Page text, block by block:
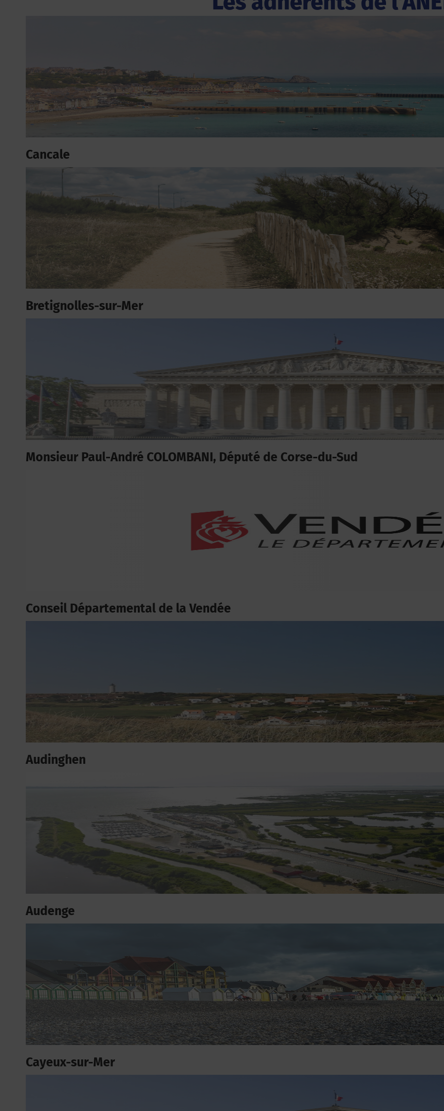
Cancale
Bretignolles-sur-Mer
Monsieur Paul-André COLOMBANI, Député de Corse-du-Sud
Conseil Départemental de la Vendée
Audinghen
Audenge
Cayeux-sur-Mer